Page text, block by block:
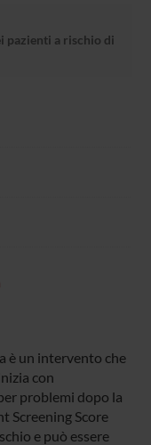
pazienti a rischio di
è un intervento che
con
problemi dopo la
Screening Score
e può essere